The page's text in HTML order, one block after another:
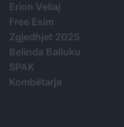
Erion Veliaj
Free Esim
Zgjedhjet 2025
Belinda Balluku
SPAK
Kombëtarja